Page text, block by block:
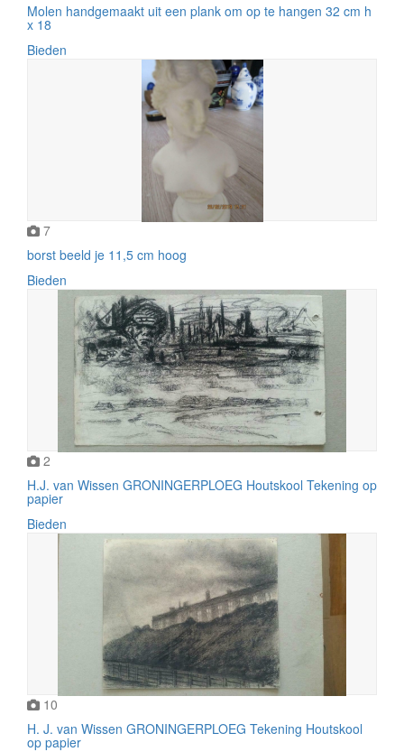
Molen handgemaakt uit een plank om op te hangen 32 cm h
x 18
Bieden
7
borst beeld je 11,5 cm hoog
Bieden
2
H.J. van Wissen GRONINGERPLOEG Houtskool Tekening op
papier
Bieden
10
H. J. van Wissen GRONINGERPLOEG Tekening Houtskool
op papier